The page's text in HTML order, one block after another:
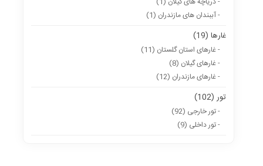
- آببندان های مازندران (1)
غارها (19)
- غارهای استان گلستان (11)
- غارهای گیلان (8)
- غارهای مازندران (12)
تور (102)
- تور خارجی (92)
- تور داخلی (9)